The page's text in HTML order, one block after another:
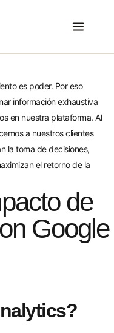
es poder. Por eso
información exhaustiva
en nuestra plataforma. Al
a nuestros clientes
la toma de decisiones,
el retorno de la
de
Google